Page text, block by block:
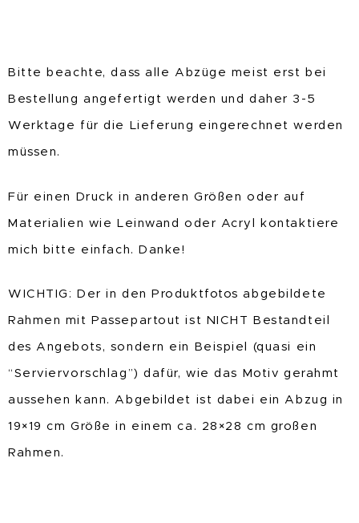
Bitte beachte, dass alle Abzüge meist erst bei
Bestellung angefertigt werden und daher 3-5
Werktage für die Lieferung eingerechnet werden
müssen.
Für einen Druck in anderen Größen oder auf
Materialien wie Leinwand oder Acryl kontaktiere
mich bitte einfach. Danke!
WICHTIG: Der in den Produktfotos abgebildete
Rahmen mit Passepartout ist NICHT Bestandteil
des Angebots, sondern ein Beispiel (quasi ein
“Serviervorschlag”) dafür, wie das Motiv gerahmt
aussehen kann. Abgebildet ist dabei ein Abzug in
19×19 cm Größe in einem ca. 28×28 cm großen
Rahmen.